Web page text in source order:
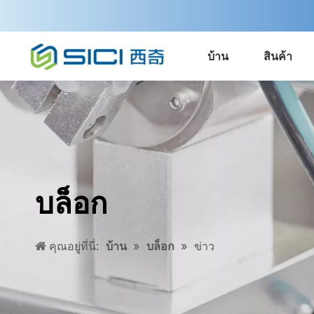
บ้าน สินค้า
บล็อก
คุณอยู่ที่นี่: บ้าน » บล็อก » ข่าว